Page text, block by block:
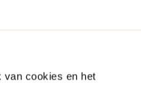
van cookies en het